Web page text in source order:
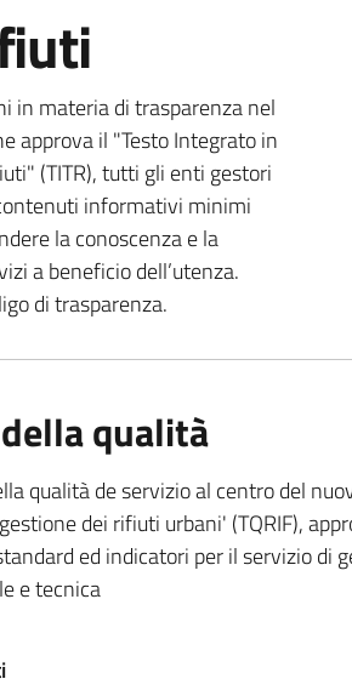
in materia di trasparenza nel
approva il "Testo Integrato in
(TITR), tutti gli enti gestori
informativi minimi
la conoscenza e la
a beneficio dell’utenza.
di trasparenza.
qualità
qualità de servizio al centro del
dei rifiuti urbani' (TQRIF),
ed indicatori per il servizio di
e tecnica